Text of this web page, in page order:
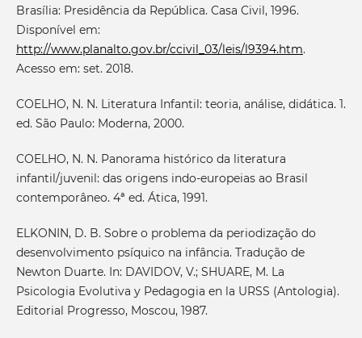
Brasília: Presidência da República. Casa Civil, 1996.
Disponível em:
http://www.planalto.gov.br/ccivil_03/leis/l9394.htm.
Acesso em: set. 2018.
COELHO, N. N. Literatura Infantil: teoria, análise, didática. 1.
ed. São Paulo: Moderna, 2000.
COELHO, N. N. Panorama histórico da literatura
infantil/juvenil: das origens indo-europeias ao Brasil
contemporâneo. 4ª ed. Ática, 1991.
ELKONIN, D. B. Sobre o problema da periodização do
desenvolvimento psíquico na infância. Tradução de
Newton Duarte. In: DAVIDOV, V.; SHUARE, M. La
Psicologia Evolutiva y Pedagogia en la URSS (Antologia).
Editorial Progresso, Moscou, 1987.